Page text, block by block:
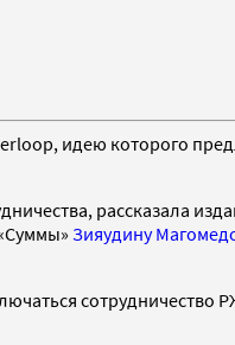
идею которого
рассказала
Зияудину
сотрудничество